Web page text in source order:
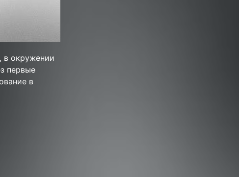
в окружении
первые
в